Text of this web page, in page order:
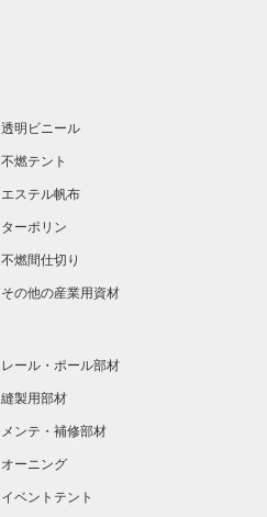
透明ビニール
不燃テント
エステル帆布
ターポリン
不燃間仕切り
その他の産業用資材
レール・ポール部材
縫製用部材
メンテ・補修部材
オーニング
イベントテント